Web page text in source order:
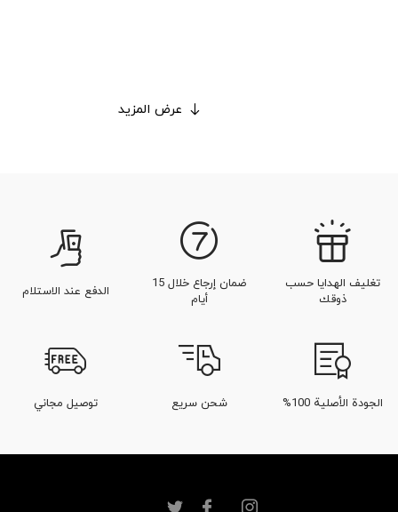
عرض المزيد
تغليف الهدايا حسب
ذوقك
ضمان إرجاع خلال 15
أيام
الدفع عند الاستلام
الجودة الأصلية 100% شحن سريع توصيل مجاني